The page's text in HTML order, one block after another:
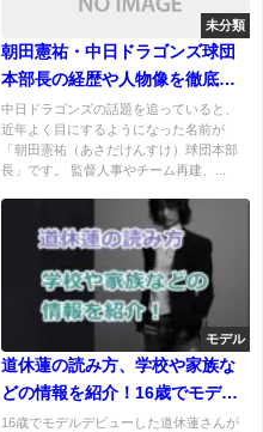
未分類
朝田憲祐・中日ドラゴンズ球団
本部長の経歴や人物像を徹底調
査
中日ドラゴンズの話題を追っていると、
近年よく目にするようになった名前が
「朝田憲祐（あさだけんすけ）球団本部
長」です。 監督人事やチーム再建、...
モデル
道休蓮の読み方、学校や家族な
どの情報を紹介！16歳でモデル
デビューの事務所はどこ！
16歳でモデルデビューした道休蓮さんが